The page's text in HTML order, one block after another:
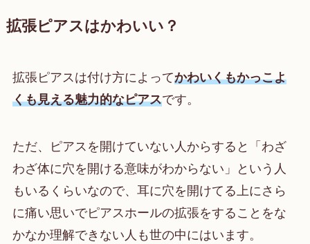
拡張ピアスはかわいい？
拡張ピアスは付け方によってかわいくもかっこよ
くも見える魅力的なピアスです。
ただ、ピアスを開けていない人からすると「わざ
わざ体に穴を開ける意味がわからない」という人
もいるくらいなので、耳に穴を開けてる上にさら
に痛い思いでピアスホールの拡張をすることをな
かなか理解できない人も世の中にはいます。